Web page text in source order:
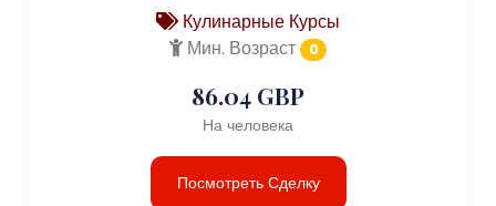
Кулинарные Курсы
Мин. Возраст
0
86.04 GBP
На человека
Посмотреть Сделку